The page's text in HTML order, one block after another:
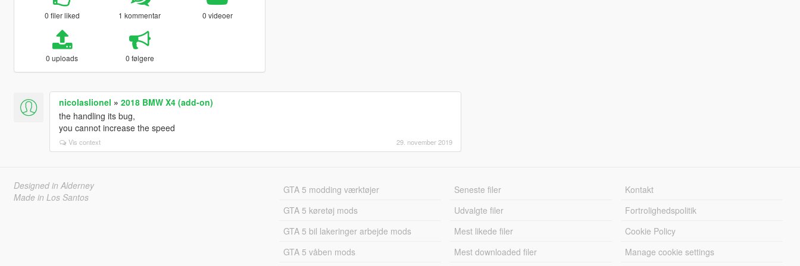
0 filer liked 1 kommentar 0 videoer
0 uploads 0 følgere
nicolaslionel » 2018 BMW X4 (add-on)
the handling its bug,
you cannot increase the speed
Vis context 29. november 2019
Designed in Alderney
Made in Los Santos
GTA 5 modding værktøjer
GTA 5 køretøj mods
GTA 5 bil lakeringer arbejde mods
GTA 5 våben mods
Seneste filer
Udvalgte filer
Mest likede filer
Mest downloaded filer
Kontakt
Fortrolighedspolitik
Cookie Policy
Manage cookie settings